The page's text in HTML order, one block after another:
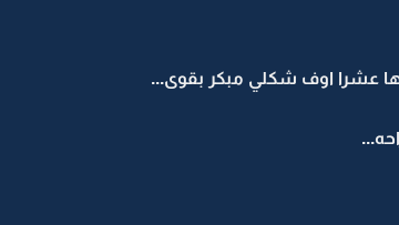
عشرا اوف شكلي مبكر بقوى...